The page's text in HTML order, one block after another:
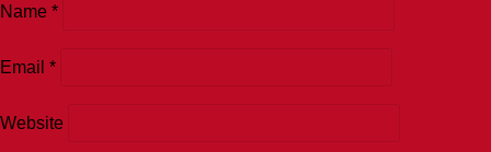
Name *
Email *
Website